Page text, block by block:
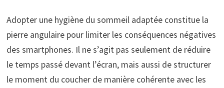
Adopter une hygiène du sommeil adaptée constitue la
pierre angulaire pour limiter les conséquences négatives
des smartphones. Il ne s’agit pas seulement de réduire
le temps passé devant l’écran, mais aussi de structurer
le moment du coucher de manière cohérente avec les